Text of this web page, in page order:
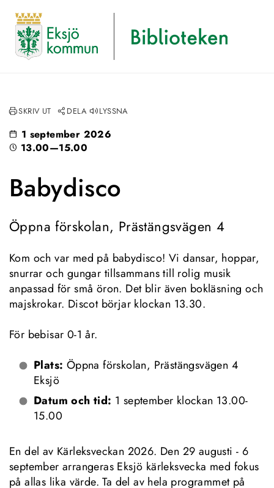
SKRIV UT DELA LYSSNA
1 september 2026
13.00—15.00
Babydisco
Öppna förskolan, Prästängsvägen 4
Kom och var med på babydisco! Vi dansar, hoppar,
snurrar och gungar tillsammans till rolig musik
anpassad för små öron. Det blir även bokläsning och
majskrokar. Discot börjar klockan 13.30.
För bebisar 0-1 år.
Plats: Öppna förskolan, Prästängsvägen 4
Eksjö
Datum och tid: 1 september klockan 13.00-
15.00
En del av Kärleksveckan 2026. Den 29 augusti - 6
september arrangeras Eksjö kärleksvecka med fokus